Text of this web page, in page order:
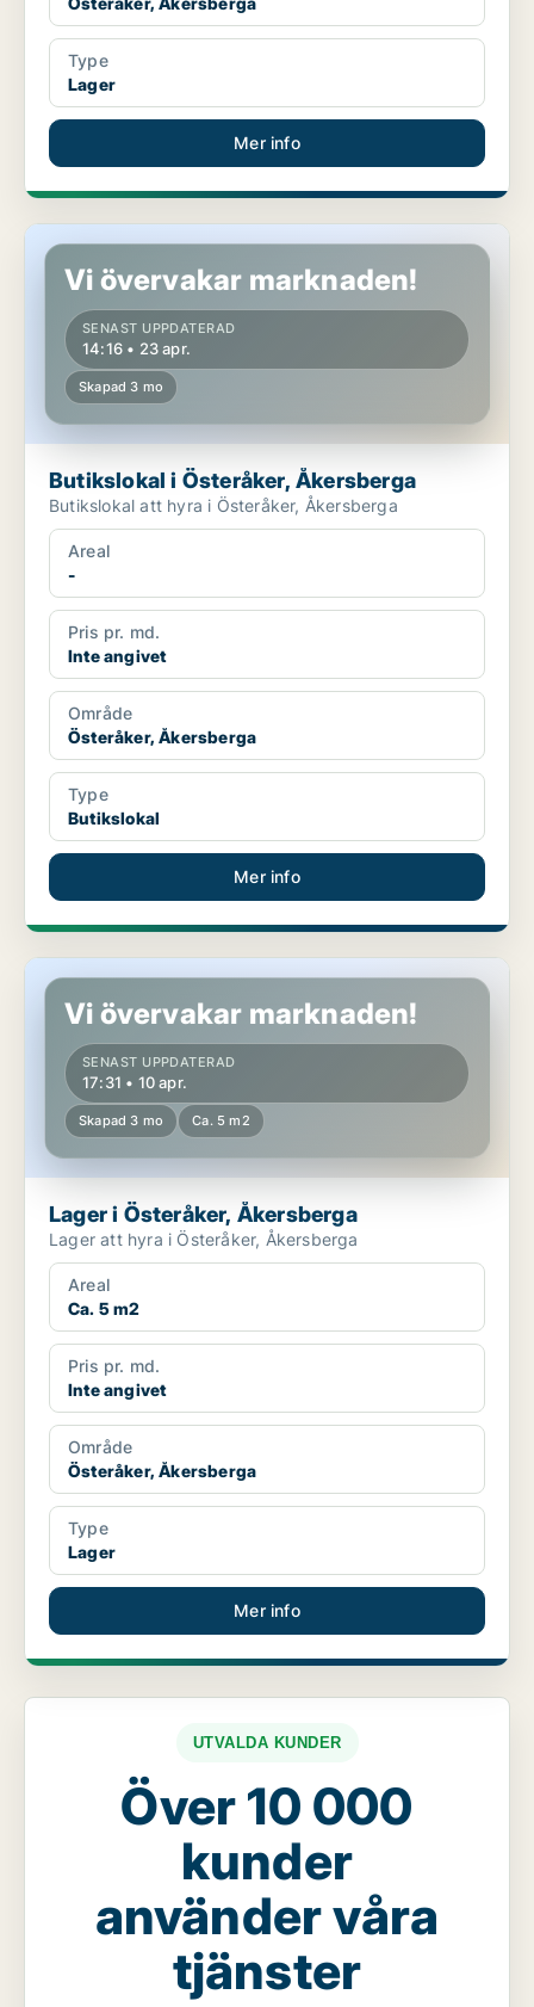
Type
Lager
Mer info
Butikslokal i Österåker, Åkersberga
Vi övervakar marknaden!
SENAST UPPDATERAD
14:16 • 23 apr.
Skapad 3 mo
Butikslokal i Österåker, Åkersberga
Butikslokal att hyra i Österåker, Åkersberga
Areal
-
Pris pr. md.
Inte angivet
Område
Österåker, Åkersberga
Type
Butikslokal
Mer info
Lager i Österåker, Åkersberga
Vi övervakar marknaden!
SENAST UPPDATERAD
17:31 • 10 apr.
Skapad 3 mo Ca. 5 m2
Lager i Österåker, Åkersberga
Lager att hyra i Österåker, Åkersberga
Areal
Ca. 5 m2
Pris pr. md.
Inte angivet
Område
Österåker, Åkersberga
Type
Lager
Mer info
UTVALDA KUNDER
Över 10 000
kunder
använder våra
tjänster